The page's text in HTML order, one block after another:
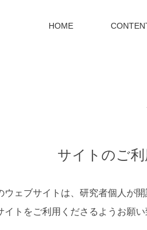
HOME
サイトのご
ェブサイトは、研究者個人が
イトをご利用くださるようお願い